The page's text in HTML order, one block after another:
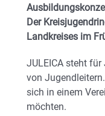
Der
Landkreises im
JULEICA steht
von
sich in einem
möchten.